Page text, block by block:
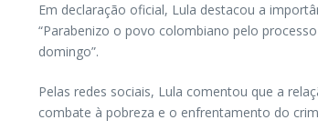
Em declaração oficial, Lula destacou a
“Parabenizo o povo colombiano pelo
domingo”.
Pelas redes sociais, Lula comentou que a
combate à pobreza e o enfrentamento do